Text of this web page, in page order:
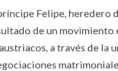
Felipe, heredero
de un movimiento
a través de la